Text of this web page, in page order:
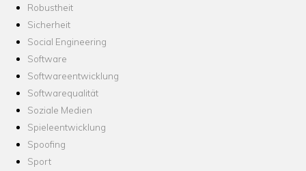
Robustheit
Sicherheit
Social Engineering
Software
Softwareentwicklung
Softwarequalität
Soziale Medien
Spieleentwicklung
Spoofing
Sport